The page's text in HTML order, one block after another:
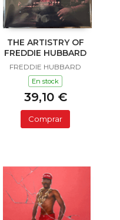
THE ARTISTRY OF
FREDDIE HUBBARD
FREDDIE HUBBARD
En stock
39,10 €
Comprar